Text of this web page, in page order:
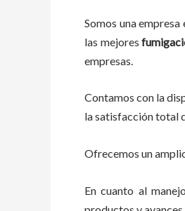
Somos una
las mejores
empresas.
Contamos con la
la satisfacción total
Ofrecemos un
En cuanto al